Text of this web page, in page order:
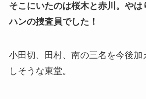
そこにいたのは桜木と赤川。やは
ハンの捜査員でした！
小田切、田村、南の三名を今後加
しそうな東堂。